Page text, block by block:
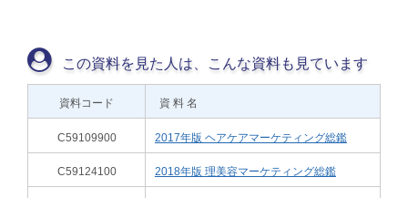
この資料を見た人は、こんな資料も見ています
資料コード 資 料 名
C59109900 2017年版 ヘアケアマーケティング総鑑
C59124100 2018年版 理美容マーケティング総鑑